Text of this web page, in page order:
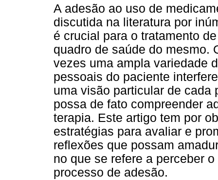
A adesão ao uso de
discutida na literatura por
é crucial para o tratamento
quadro de saúde do mesmo.
vezes uma ampla variedade
pessoais do paciente
uma visão particular de cada
possa de fato compreender
terapia. Este artigo tem por
estratégias para avaliar e
reflexões que possam
no que se refere a perceber
processo de adesão.